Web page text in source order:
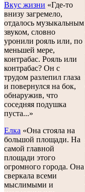
Вкус жизни «Где-то
внизу загремело,
отдалось музыкальным
звуком, словно
уронили рояль или, по
меньшей мере,
контрабас. Рояль или
контрабас? Он с
трудом разлепил глаза
и повернулся на бок,
обнаружив, что
соседняя подушка
пуста...»
Елка «Она стояла на
большой площади. На
самой главной
площади этого
огромного города. Она
сверкала всеми
мыслимыми и